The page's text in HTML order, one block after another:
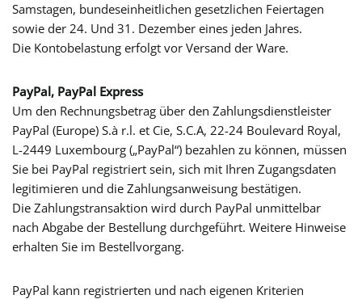
Samstagen, bundeseinheitlichen gesetzlichen Feiertagen
sowie der 24. Und 31. Dezember eines jeden Jahres.
Die Kontobelastung erfolgt vor Versand der Ware.
PayPal, PayPal Express
Um den Rechnungsbetrag über den Zahlungsdienstleister
PayPal (Europe) S.à r.l. et Cie, S.C.A, 22-24 Boulevard Royal,
L-2449 Luxembourg („PayPal“) bezahlen zu können, müssen
Sie bei PayPal registriert sein, sich mit Ihren Zugangsdaten
legitimieren und die Zahlungsanweisung bestätigen.
Die Zahlungstransaktion wird durch PayPal unmittelbar
nach Abgabe der Bestellung durchgeführt. Weitere Hinweise
erhalten Sie im Bestellvorgang.
PayPal kann registrierten und nach eigenen Kriterien